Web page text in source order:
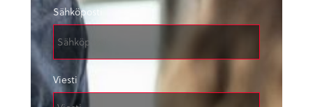
Sähköposti
Viesti